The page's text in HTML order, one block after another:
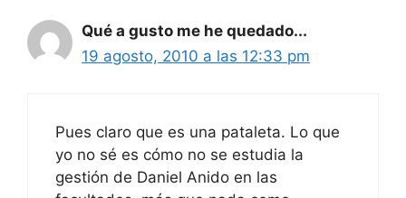
Qué a gusto me he quedado...
19 agosto, 2010 a las 12:33 pm
Pues claro que es una pataleta. Lo que
yo no sé es cómo no se estudia la
gestión de Daniel Anido en las